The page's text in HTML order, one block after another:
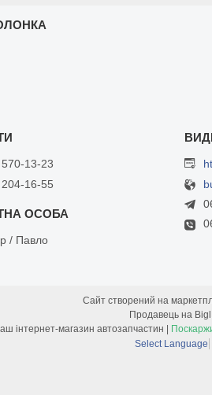
13-23
16-55
/ Павло
Сайт створений на
Продавець на
Select Language